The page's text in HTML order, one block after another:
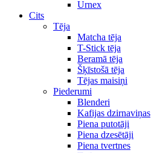
Urnex
Cits
Tēja
Matcha tēja
T-Stick tēja
Beramā tēja
Šķīstošā tēja
Tējas maisiņi
Piederumi
Blenderi
Kafijas dzirnaviņas
Piena putotāji
Piena dzesētāji
Piena tvertnes